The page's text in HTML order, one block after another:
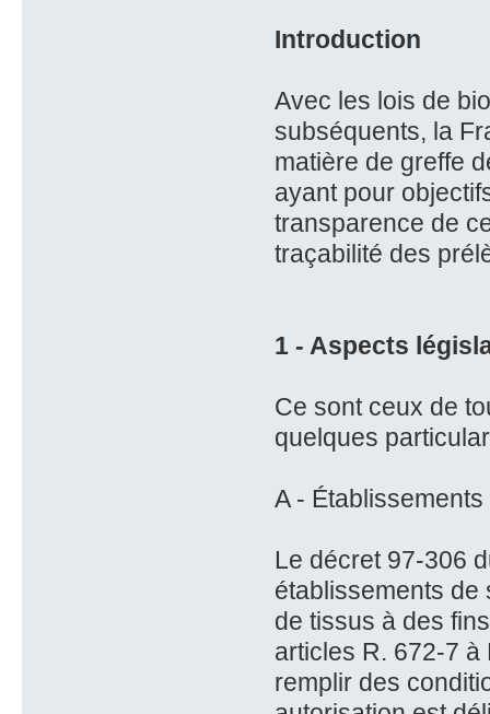
Introduction
Avec les lois de
subséquents, la
matière de greffe
ayant pour
transparence de
traçabilité des
1 - Aspects
Ce sont ceux de
quelques
A -
Le décret 97-306
établissements de
de tissus à des
articles R. 672-7 à
remplir des